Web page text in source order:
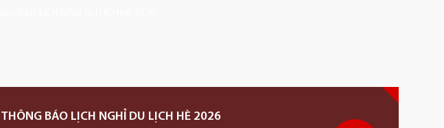
THÔNG BÁO LỊCH NGHỈ DU LỊCH HÈ 2026